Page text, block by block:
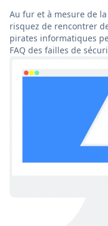
Au fur et à mesure de
risquez de rencontrer
pirates informatiques
FAQ des failles de